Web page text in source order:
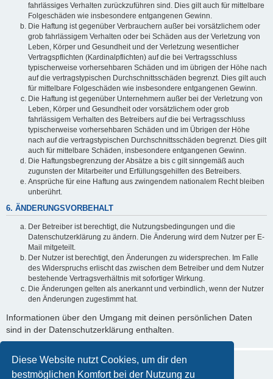
Diese Website nutzt Cookies, um dir den
bestmöglichen Komfort bei der Nutzung zu
fahrlässiges Verhalten zurückzuführen sind. Dies gilt auch für mittelbare
Folgeschäden wie insbesondere entgangenen Gewinn.
Die Haftung ist gegenüber Verbrauchern außer bei vorsätzlichem oder
grob fahrlässigem Verhalten oder bei Schäden aus der Verletzung von
Leben, Körper und Gesundheit und der Verletzung wesentlicher
Vertragspflichten (Kardinalpflichten) auf die bei Vertragsschluss
typischerweise vorhersehbaren Schäden und im übrigen der Höhe nach
auf die vertragstypischen Durchschnittsschäden begrenzt. Dies gilt auch
für mittelbare Folgeschäden wie insbesondere entgangenen Gewinn.
Die Haftung ist gegenüber Unternehmern außer bei der Verletzung von
Leben, Körper und Gesundheit oder vorsätzlichem oder grob
fahrlässigem Verhalten des Betreibers auf die bei Vertragsschluss
typischerweise vorhersehbaren Schäden und im Übrigen der Höhe
nach auf die vertragstypischen Durchschnittsschäden begrenzt. Dies gilt
auch für mittelbare Schäden, insbesondere entgangenen Gewinn.
Die Haftungsbegrenzung der Absätze a bis c gilt sinngemäß auch
zugunsten der Mitarbeiter und Erfüllungsgehilfen des Betreibers.
Ansprüche für eine Haftung aus zwingendem nationalem Recht bleiben
unberührt.
6. ÄNDERUNGSVORBEHALT
Der Betreiber ist berechtigt, die Nutzungsbedingungen und die
Datenschutzerklärung zu ändern. Die Änderung wird dem Nutzer per E-
Mail mitgeteilt.
Der Nutzer ist berechtigt, den Änderungen zu widersprechen. Im Falle
des Widerspruchs erlischt das zwischen dem Betreiber und dem Nutzer
bestehende Vertragsverhältnis mit sofortiger Wirkung.
Die Änderungen gelten als anerkannt und verbindlich, wenn der Nutzer
den Änderungen zugestimmt hat.
Informationen über den Umgang mit deinen persönlichen Daten
sind in der Datenschutzerklärung enthalten.